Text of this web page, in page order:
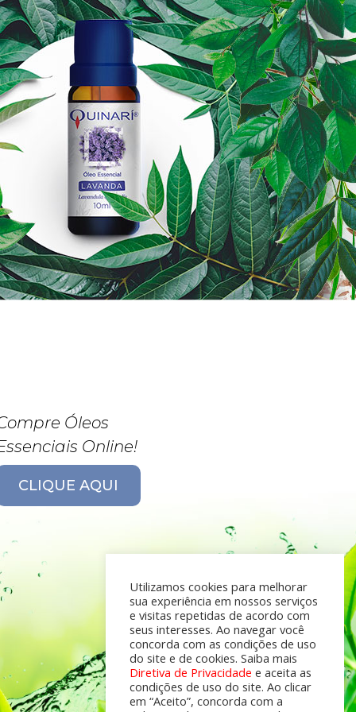
Óleos
Online!
CLIQUE AQUI
Utilizamos cookies para melhorar
sua experiência em nossos serviços
e visitas repetidas de acordo com
seus interesses. Ao navegar você
concorda com as condições de uso
do site e de cookies. Saiba mais
Diretiva de Privacidade e aceita as
condições de uso do site. Ao clicar
em “Aceito”, concorda com a